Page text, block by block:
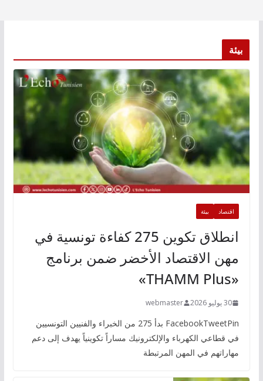
بيئة
اقتصاد بيئة
انطلاق تكوين 275 كفاءة تونسية في
مهن الاقتصاد الأخضر ضمن برنامج
«THAMM Plus»
30 يوليو 2026 webmaster
FacebookTweetPin بدأ 275 من الخبراء والفنيين التونسيين
في قطاعي الكهرباء والإلكترونيك مساراً تكوينياً يهدف إلى دعم
مهاراتهم في المهن المرتبطة